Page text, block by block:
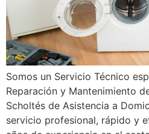
Somos un Servicio Técnico
Reparación y Mantenimiento
Scholtés de Asistencia a
servicio profesional, rápido y